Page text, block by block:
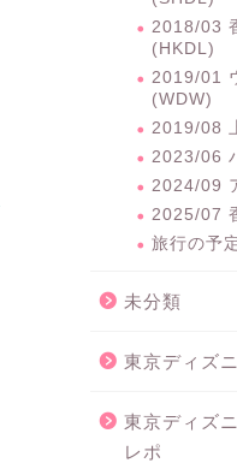
2018/03
(HKDL)
2019/01
(WDW)
2019/08
2023/06
2024/09
2025/07
旅行の予
未分類
東京ディズ
東京ディズ
レポ